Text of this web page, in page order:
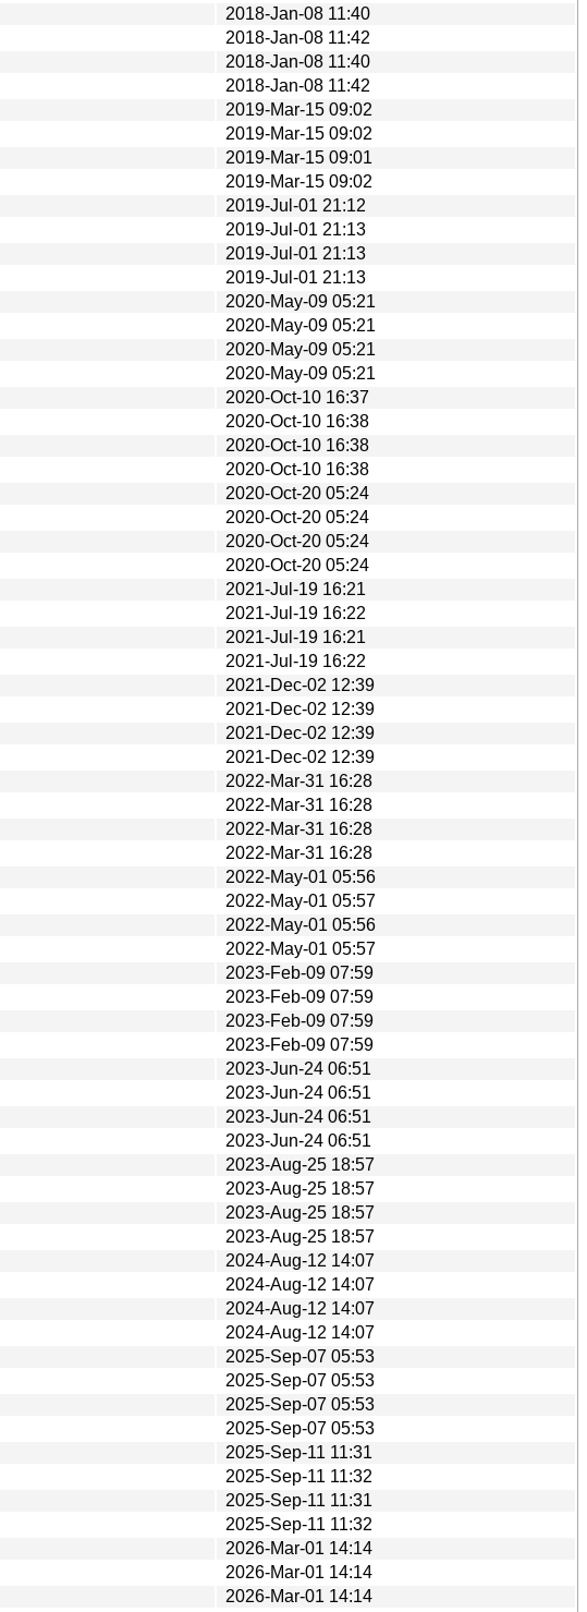
2018-Jan-08 11:40
2018-Jan-08 11:42
2018-Jan-08 11:40
2018-Jan-08 11:42
2019-Mar-15 09:02
2019-Mar-15 09:02
2019-Mar-15 09:01
2019-Mar-15 09:02
2019-Jul-01 21:12
2019-Jul-01 21:13
2019-Jul-01 21:13
2019-Jul-01 21:13
2020-May-09 05:21
2020-May-09 05:21
2020-May-09 05:21
2020-May-09 05:21
2020-Oct-10 16:37
2020-Oct-10 16:38
2020-Oct-10 16:38
2020-Oct-10 16:38
2020-Oct-20 05:24
2020-Oct-20 05:24
2020-Oct-20 05:24
2020-Oct-20 05:24
2021-Jul-19 16:21
2021-Jul-19 16:22
2021-Jul-19 16:21
2021-Jul-19 16:22
2021-Dec-02 12:39
2021-Dec-02 12:39
2021-Dec-02 12:39
2021-Dec-02 12:39
2022-Mar-31 16:28
2022-Mar-31 16:28
2022-Mar-31 16:28
2022-Mar-31 16:28
2022-May-01 05:56
2022-May-01 05:57
2022-May-01 05:56
2022-May-01 05:57
2023-Feb-09 07:59
2023-Feb-09 07:59
2023-Feb-09 07:59
2023-Feb-09 07:59
2023-Jun-24 06:51
2023-Jun-24 06:51
2023-Jun-24 06:51
2023-Jun-24 06:51
2023-Aug-25 18:57
2023-Aug-25 18:57
2023-Aug-25 18:57
2023-Aug-25 18:57
2024-Aug-12 14:07
2024-Aug-12 14:07
2024-Aug-12 14:07
2024-Aug-12 14:07
2025-Sep-07 05:53
2025-Sep-07 05:53
2025-Sep-07 05:53
2025-Sep-07 05:53
2025-Sep-11 11:31
2025-Sep-11 11:32
2025-Sep-11 11:31
2025-Sep-11 11:32
2026-Mar-01 14:14
2026-Mar-01 14:14
2026-Mar-01 14:14